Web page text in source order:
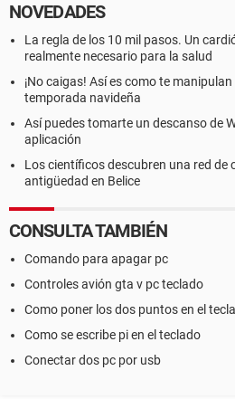
NOVEDADES
La regla de los 10 mil pasos. Un
realmente necesario para la salud
¡No caigas! Así es como te
temporada navideña
Así puedes tomarte un descanso de
aplicación
Los científicos descubren una red de
antigüedad en Belice
CONSULTA TAMBIÉN
Comando para apagar pc
Controles avión gta v pc teclado
Como poner los dos puntos en el
Como se escribe pi en el teclado
Conectar dos pc por usb